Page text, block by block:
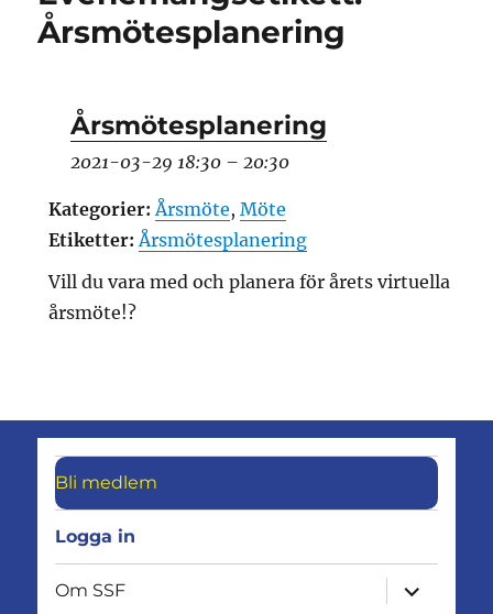
Årsmötesplanering
Årsmötesplanering
2021-03-29 18:30– 20:30
Kategorier: Årsmöte,Möte
Etiketter: Årsmötesplanering
Vill du vara med och planera för årets virtuella
årsmöte!?
Bli medlem
Logga in
Om SSF
expandera